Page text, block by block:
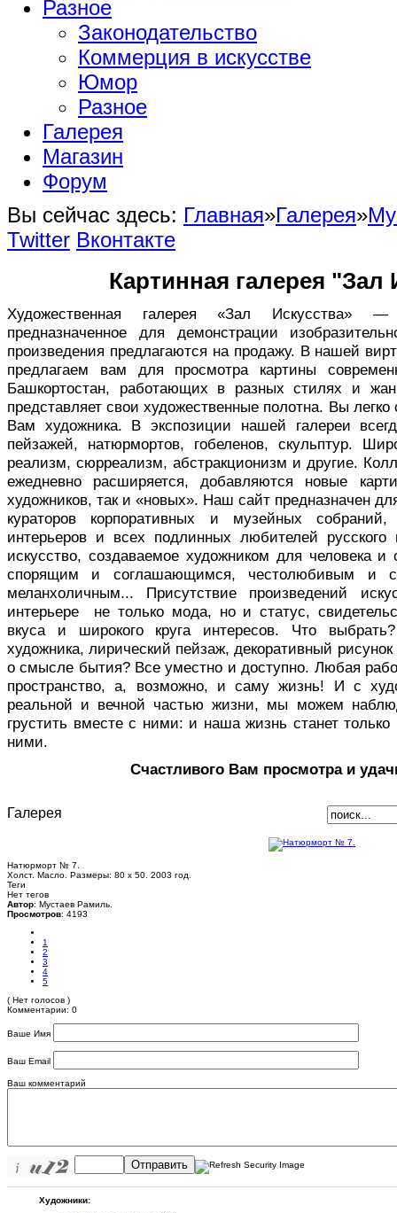
Разное
Законодательство
Коммерция в искусстве
Юмор
Разное
Галерея
Магазин
Форум
Вы сейчас здесь: Главная»Галерея»
Twitter Вконтакте
Картинная галерея "Зал
Художественная галерея «Зал Искусства» —
предназначенное для демонстрации
произведения предлагаются на продажу. В нашей
предлагаем вам для просмотра картины
Башкортостан, работающих в разных стилях и
представляет свои художественные полотна. Вы
Вам художника. В экспозиции нашей галереи
пейзажей, натюрмортов, гобеленов, скульптур.
реализм, сюрреализм, абстракционизм и другие.
ежедневно расширяется, добавляются новые
художников, так и «новых». Наш сайт предназначен
кураторов корпоративных и музейных
интерьеров и всех подлинных любителей
искусство, создаваемое художником для человека и
спорящим и соглашающимся, честолюбивым и
меланхоличным... Присутствие произведений
интерьере не только мода, но и статус,
вкуса и широкого круга интересов. Что
художника, лирический пейзаж, декоративный
о смысле бытия? Все уместно и доступно. Любая
пространство, а, возможно, и саму жизнь! И с
реальной и вечной частью жизни, мы можем
грустить вместе с ними: и наша жизнь станет только
ними.
Счастливого Вам просмотра и
Галерея
Натюрморт № 7.
Холст. Масло. Размеры: 80 х 50. 2003 год.
Теги
Нет тегов
Автор: Мустаев Рамиль.
Просмотров: 4193
1
2
3
4
5
( Нет голосов )
Комментарии: 0
Ваше Имя
Ваш Email
Ваш комментарий
Отправить
Художники: